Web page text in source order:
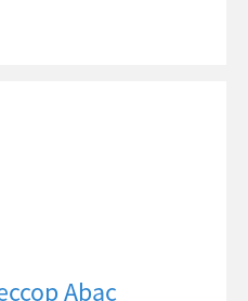
Abac